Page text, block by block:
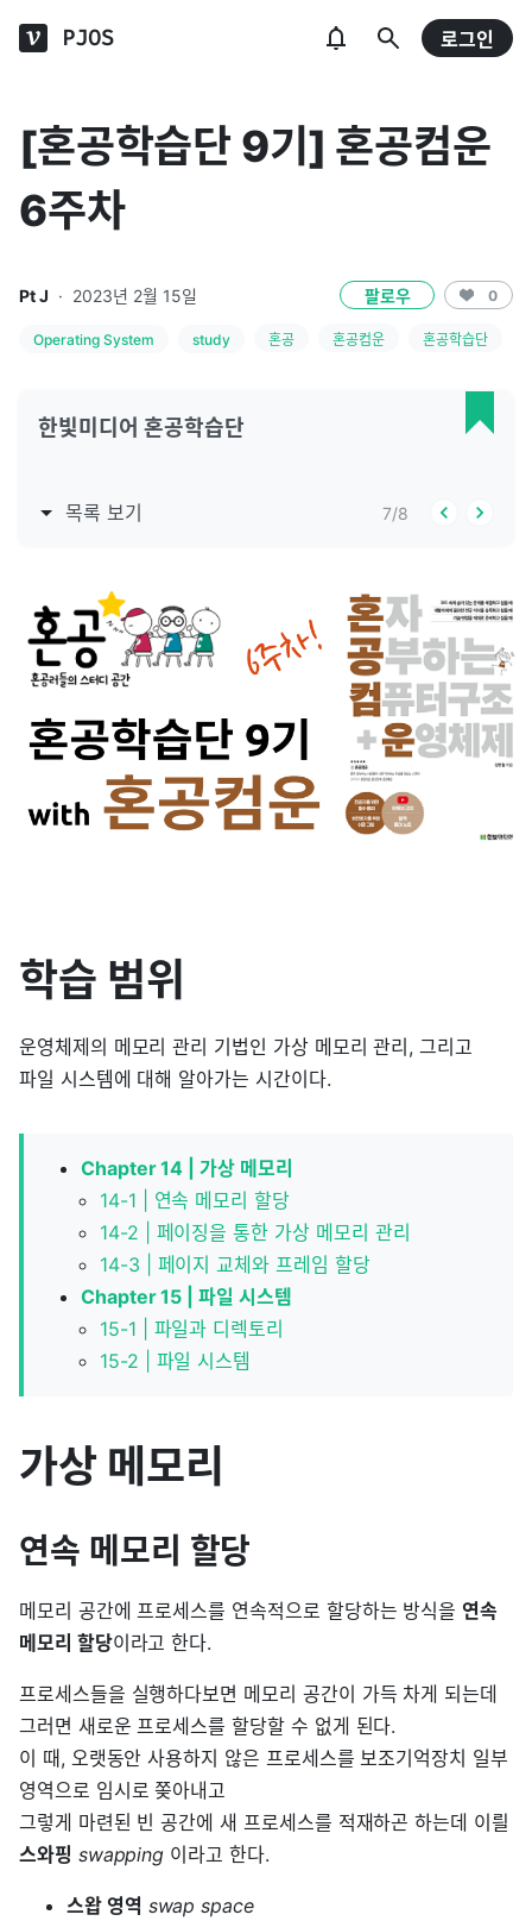
PJOS 로그인
[혼공학습단 9기] 혼공컴운
6주차
Pt J · 2023년 2월 15일 팔로우 0
Operating System study 혼공 혼공컴운 혼공학습단
한빛미디어 혼공학습단
목록 보기 7/8
학습 범위
운영체제의 메모리 관리 기법인 가상 메모리 관리, 그리고
파일 시스템에 대해 알아가는 시간이다.
Chapter 14 | 가상 메모리
14-1 | 연속 메모리 할당
14-2 | 페이징을 통한 가상 메모리 관리
14-3 | 페이지 교체와 프레임 할당
Chapter 15 | 파일 시스템
15-1 | 파일과 디렉토리
15-2 | 파일 시스템
가상 메모리
연속 메모리 할당
메모리 공간에 프로세스를 연속적으로 할당하는 방식을 연속
메모리 할당이라고 한다.
프로세스들을 실행하다보면 메모리 공간이 가득 차게 되는데
그러면 새로운 프로세스를 할당할 수 없게 된다.
이 때, 오랫동안 사용하지 않은 프로세스를 보조기억장치 일부
영역으로 임시로 쫒아내고
그렇게 마련된 빈 공간에 새 프로세스를 적재하곤 하는데 이릘
스와핑 swapping 이라고 한다.
스왑 영역 swap space